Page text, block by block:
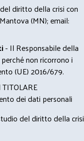
diritto della crisi con
(MN); email:
- Il Responsabile della
non ricorrono i
(UE) 2016/679.
dei dati personali
del diritto della crisi